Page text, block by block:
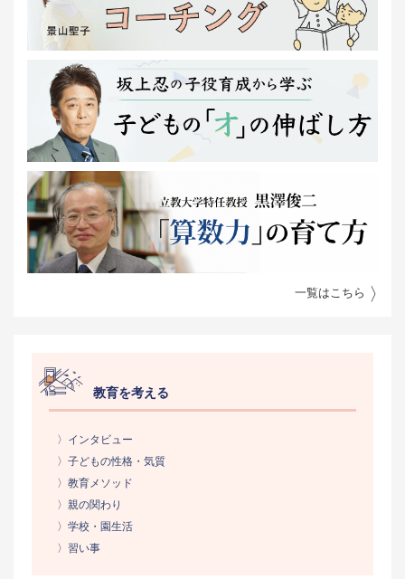
一覧はこちら
教育を考える
〉インタビュー
〉子どもの性格・気質
〉教育メソッド
〉親の関わり
〉学校・園生活
〉習い事